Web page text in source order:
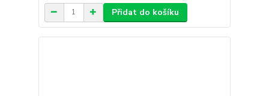
Přidat do košíku